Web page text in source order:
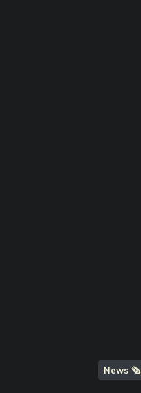
News 🗞️